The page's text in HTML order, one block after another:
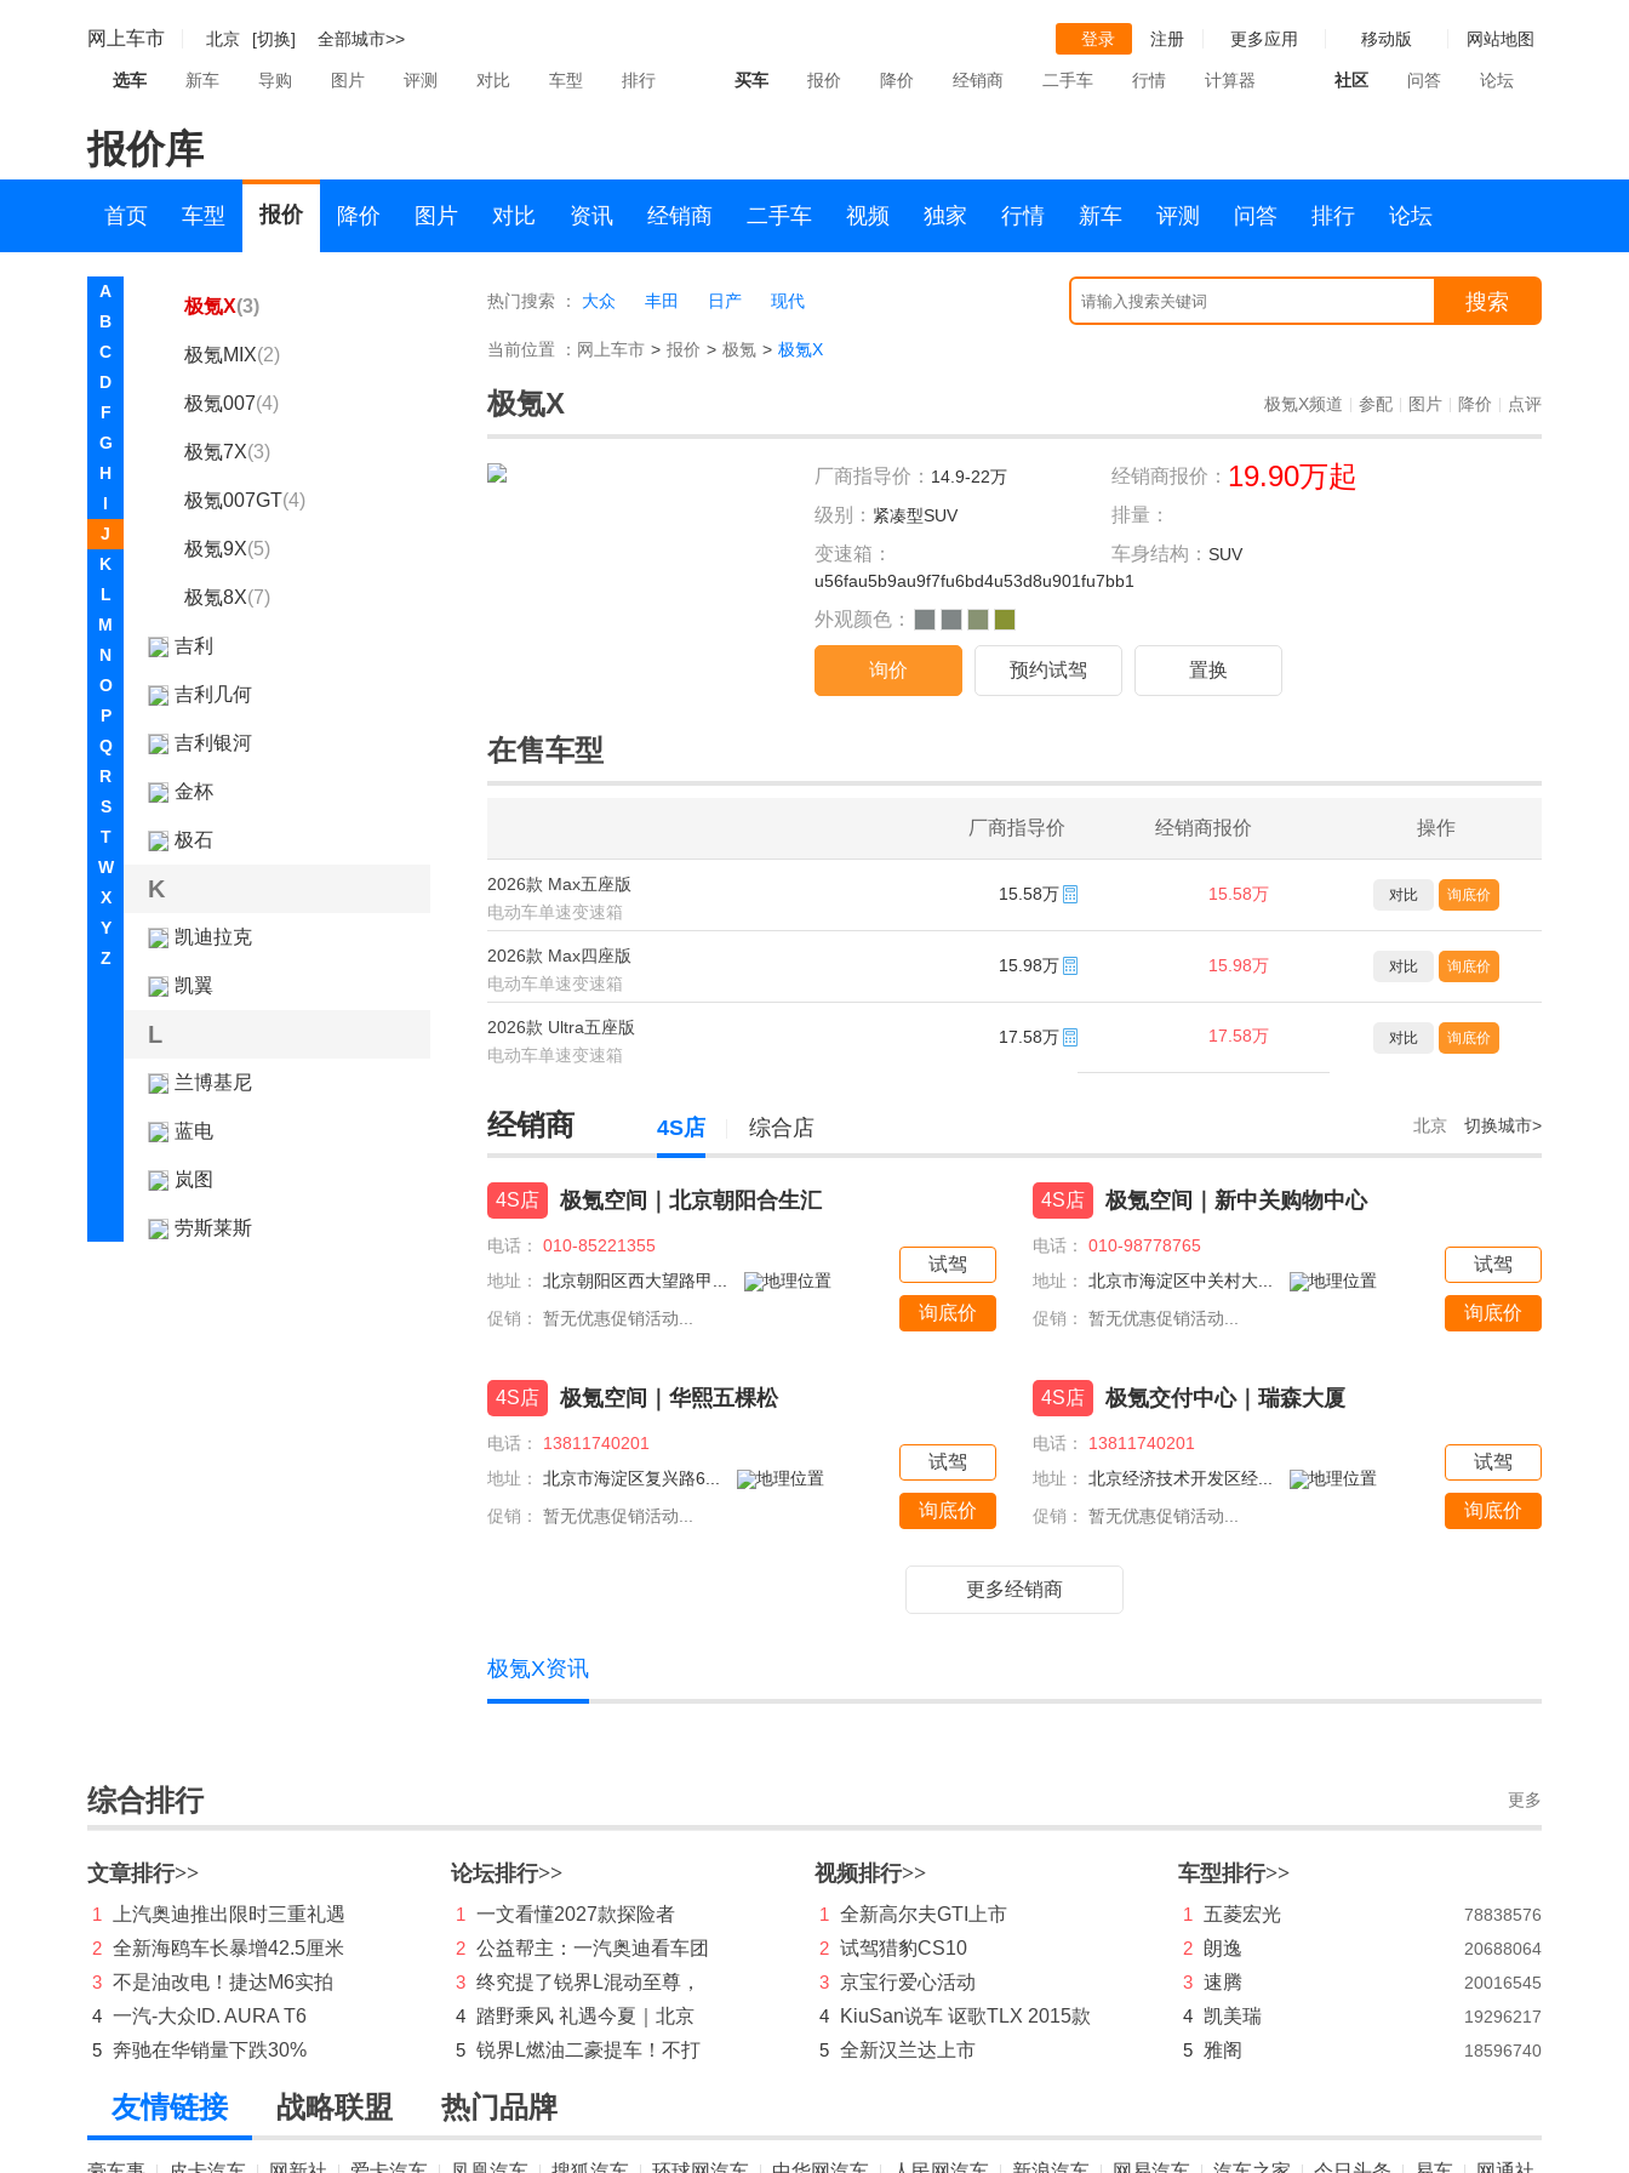
网上车市 北京 [切换] 全部城市>> 登录 注册 更多应用 移动版 网站地图
选车 新车 导购 图片 评测 对比 车型 排行 买车 报价 降价 经销商 二手车 行情 计算器 社区 问答 论坛
报价库
首页 车型 报价 降价 图片 对比 资讯 经销商 二手车 视频 独家 行情 新车 评测 问答 排行 论坛
A
B
C
D
F
G
H
I
J
K
L
M
N
O
P
Q
R
S
T
W
X
Y
Z
极氪
极氪001 (11)
极氪009
极氪X(3)
极氪MIX(2)
极氪007(4)
极氪7X(3)
极氪007GT(4)
极氪9X(5)
极氪8X(7)
吉利
吉利几何
吉利银河
金杯
极石
K
凯迪拉克
凯翼
L
兰博基尼
蓝电
岚图
劳斯莱斯
路虎
M
迈凯伦
Mansory
玛莎拉蒂
马自达
热门搜索 ： 大众 丰田 日产 现代 搜索
当前位置 ： 网上车市 > 报价 > 极氪 > 极氪X
极氪X 极氪X频道 参配 图片 降价 点评
厂商指导价： 14.9-22万 经销商报价： 19.90万起
级别： 紧凑型SUV
排量：
变速箱：
u56fau5b9au9f7fu6bd4u53d8u901fu7bb1
车身结构： SUV
外观颜色：
询价 预约试驾 置换
在售车型
厂商指导价 经销商报价 操作
2026款 Max五座版
电动车单速变速箱
15.58万 15.58万 对比 询底价
2026款 Max四座版
电动车单速变速箱
15.98万 15.98万 对比 询底价
2026款 Ultra五座版
电动车单速变速箱
17.58万 17.58万 对比 询底价
经销商 北京 切换城市>
4S店 综合店
4S店 极氪空间｜北京朝阳合生汇
电话：
010-85221355
地址：
北京朝阳区西大望路甲...
促销：
暂无优惠促销活动...
试驾
询底价
4S店 极氪空间｜新中关购物中心
电话：
010-98778765
地址：
北京市海淀区中关村大...
促销：
暂无优惠促销活动...
试驾
询底价
4S店 极氪空间｜华熙五棵松
电话：
13811740201
地址：
北京市海淀区复兴路6...
促销：
暂无优惠促销活动...
试驾
询底价
4S店 极氪交付中心｜瑞森大厦
电话：
13811740201
地址：
北京经济技术开发区经...
促销：
暂无优惠促销活动...
试驾
询底价
更多经销商
极氪X资讯
综合排行 更多
文章排行>>
1
上汽奥迪推出限时三重礼遇
2 全新海鸥车长暴增42.5厘米
3 不是油改电！捷达M6实拍
4 一汽-大众ID. AURA T6
5 奔驰在华销量下跌30%
论坛排行>>
1
一文看懂2027款探险者
2 公益帮主：一汽奥迪看车团
3 终究提了锐界L混动至尊，
4 踏野乘风 礼遇今夏｜北京
5 锐界L燃油二豪提车！不打
视频排行>>
1
全新高尔夫GTI上市
2 试驾猎豹CS10
3 京宝行爱心活动
4
KiuSan说车 讴歌TLX 2015款
5 全新汉兰达上市
车型排行>>
1 五菱宏光 78838576
2 朗逸 20688064
3 速腾 20016545
4 凯美瑞 19296217
5 雅阁 18596740
友情链接 战略联盟 热门品牌